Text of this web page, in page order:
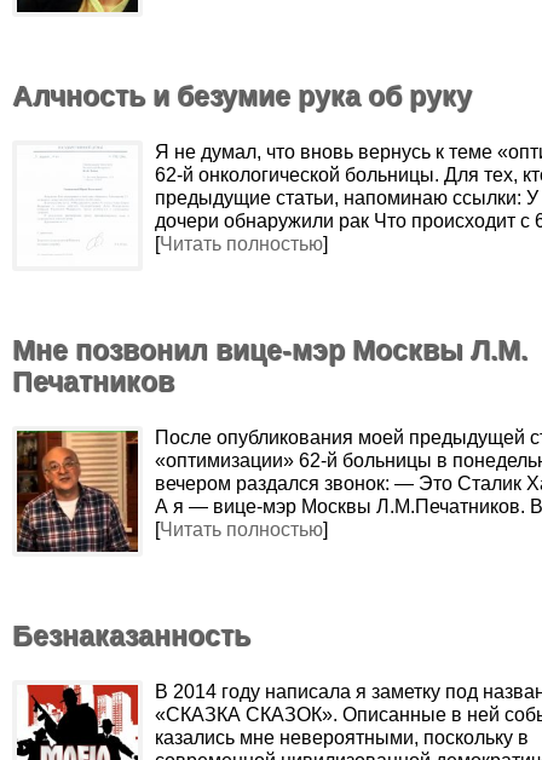
Алчность и безумие рука об руку
Я не думал, что вновь вернусь к теме
62-й онкологической больницы. Для тех,
предыдущие статьи, напоминаю ссылки:
дочери обнаружили рак Что происходит с
[Читать полностью]
Мне позвонил вице-мэр Москвы Л.М.
Печатников
После опубликования моей предыдущей
«оптимизации» 62-й больницы в
вечером раздался звонок: — Это Сталик
А я — вице-мэр Москвы Л.М.Печатников.
[Читать полностью]
Безнаказанность
В 2014 году написала я заметку под
«СКАЗКА СКАЗОК». Описанные в ней
казались мне невероятными, поскольку в